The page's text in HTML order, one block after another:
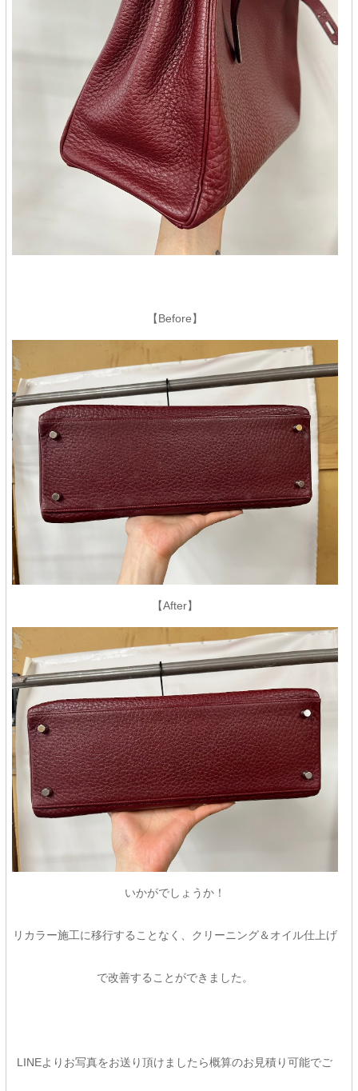
【Before】
【After】
いかがでしょうか！
リカラー施工に移行することなく、クリーニング＆オイル仕上げ
で改善することができました。
LINEよりお写真をお送り頂けましたら概算のお見積り可能でご